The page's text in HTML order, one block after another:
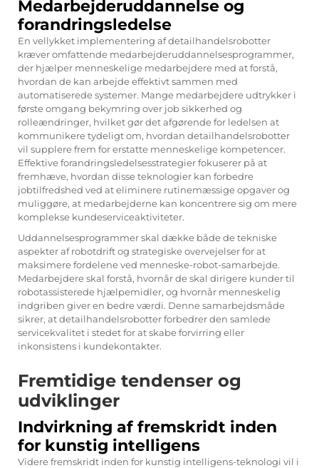
Medarbejderuddannelse og
forandringsledelse
En vellykket implementering af detailhandelsrobotter
kræver omfattende medarbejderuddannelsesprogrammer,
der hjælper menneskelige medarbejdere med at forstå,
hvordan de kan arbejde effektivt sammen med
automatiserede systemer. Mange medarbejdere udtrykker i
første omgang bekymring over job sikkerhed og
rolleændringer, hvilket gør det afgørende for ledelsen at
kommunikere tydeligt om, hvordan detailhandelsrobotter
vil supplere frem for erstatte menneskelige kompetencer.
Effektive forandringsledelsesstrategier fokuserer på at
fremhæve, hvordan disse teknologier kan forbedre
jobtilfredshed ved at eliminere rutinemæssige opgaver og
muliggøre, at medarbejderne kan koncentrere sig om mere
komplekse kundeserviceaktiviteter.
Uddannelsesprogrammer skal dække både de tekniske
aspekter af robotdrift og strategiske overvejelser for at
maksimere fordelene ved menneske-robot-samarbejde.
Medarbejdere skal forstå, hvornår de skal dirigere kunder til
robotassisterede hjælpemidler, og hvornår menneskelig
indgriben giver en bedre værdi. Denne samarbejdsmåde
sikrer, at detailhandelsrobotter forbedrer den samlede
servicekvalitet i stedet for at skabe forvirring eller
inkonsistens i kundekontakter.
Fremtidige tendenser og
udviklinger
Indvirkning af fremskridt inden
for kunstig intelligens
Videre fremskridt inden for kunstig intelligens-teknologi vil i